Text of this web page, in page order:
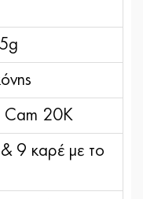
Cam 20K
9 καρέ με το